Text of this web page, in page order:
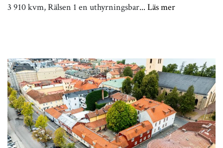
3 910 kvm, Rälsen 1 en uthyrningsbar... Läs mer